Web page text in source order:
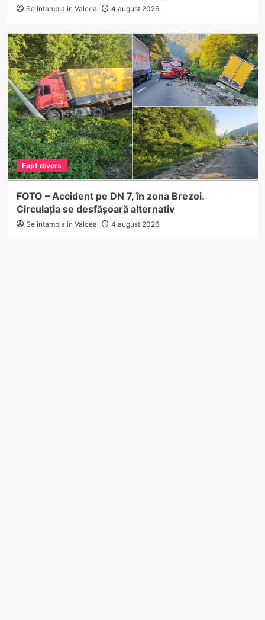
Se intampla in Valcea 4 august 2026
Fapt divers
FOTO – Accident pe DN 7, în zona Brezoi.
Circulația se desfășoară alternativ
Se intampla in Valcea 4 august 2026